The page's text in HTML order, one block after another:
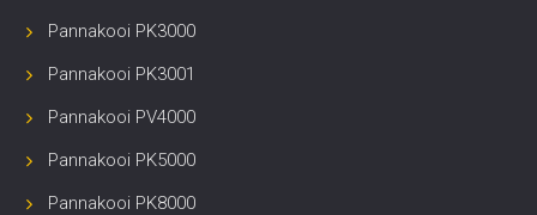
Pannakooi PK3000
Pannakooi PK3001
Pannakooi PV4000
Pannakooi PK5000
Pannakooi PK8000